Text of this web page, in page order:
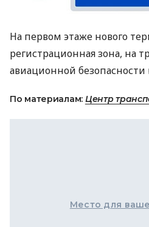
На первом этаже нового
регистрационная зона, на
авиационной безопасности
По материалам: Центр
Место для